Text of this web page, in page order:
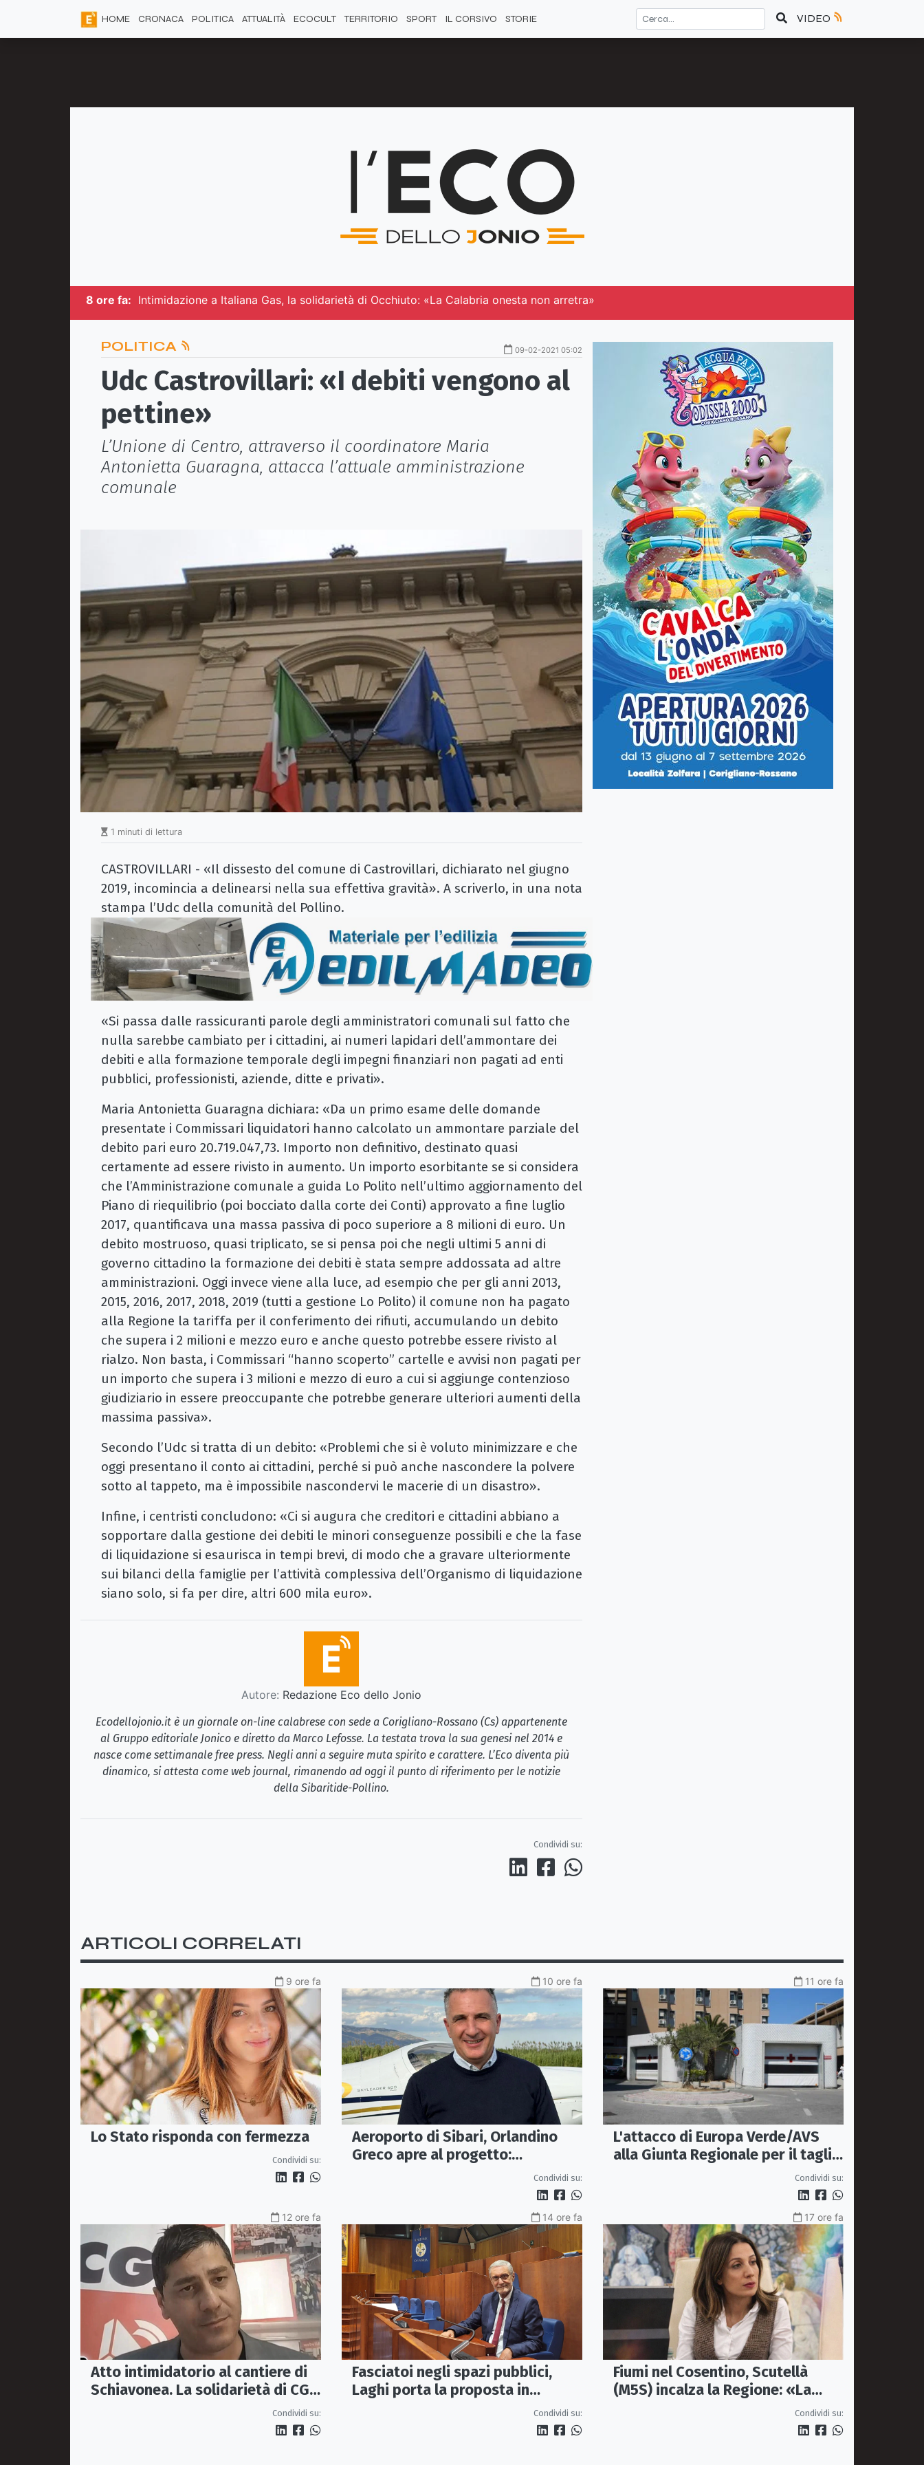
HOME CRONACA POLITICA ATTUALITÀ ECOCULT TERRITORIO SPORT IL CORSIVO STORIE VIDEO
8 ore fa: Intimidazione a Italiana Gas, la solidarietà di Occhiuto: «La Calabria onesta non arretra»
POLITICA 09-02-2021 05:02
Udc Castrovillari: «I debiti vengono al
pettine»
L’Unione di Centro, attraverso il coordinatore Maria
Antonietta Guaragna, attacca l’attuale amministrazione
comunale
1 minuti di lettura
CASTROVILLARI - «Il dissesto del comune di Castrovillari, dichiarato nel giugno
2019, incomincia a delinearsi nella sua effettiva gravità». A scriverlo, in una nota
stampa l’Udc della comunità del Pollino.
«Si passa dalle rassicuranti parole degli amministratori comunali sul fatto che
nulla sarebbe cambiato per i cittadini, ai numeri lapidari dell’ammontare dei
debiti e alla formazione temporale degli impegni finanziari non pagati ad enti
pubblici, professionisti, aziende, ditte e privati».
Maria Antonietta Guaragna dichiara: «Da un primo esame delle domande
presentate i Commissari liquidatori hanno calcolato un ammontare parziale del
debito pari euro 20.719.047,73. Importo non definitivo, destinato quasi
certamente ad essere rivisto in aumento. Un importo esorbitante se si considera
che l’Amministrazione comunale a guida Lo Polito nell’ultimo aggiornamento del
Piano di riequilibrio (poi bocciato dalla corte dei Conti) approvato a fine luglio
2017, quantificava una massa passiva di poco superiore a 8 milioni di euro. Un
debito mostruoso, quasi triplicato, se si pensa poi che negli ultimi 5 anni di
governo cittadino la formazione dei debiti è stata sempre addossata ad altre
amministrazioni. Oggi invece viene alla luce, ad esempio che per gli anni 2013,
2015, 2016, 2017, 2018, 2019 (tutti a gestione Lo Polito) il comune non ha pagato
alla Regione la tariffa per il conferimento dei rifiuti, accumulando un debito
che supera i 2 milioni e mezzo euro e anche questo potrebbe essere rivisto al
rialzo. Non basta, i Commissari “hanno scoperto” cartelle e avvisi non pagati per
un importo che supera i 3 milioni e mezzo di euro a cui si aggiunge contenzioso
giudiziario in essere preoccupante che potrebbe generare ulteriori aumenti della
massima passiva».
Secondo l’Udc si tratta di un debito: «Problemi che si è voluto minimizzare e che
oggi presentano il conto ai cittadini, perché si può anche nascondere la polvere
sotto al tappeto, ma è impossibile nascondervi le macerie di un disastro».
Infine, i centristi concludono: «Ci si augura che creditori e cittadini abbiano a
sopportare dalla gestione dei debiti le minori conseguenze possibili e che la fase
di liquidazione si esaurisca in tempi brevi, di modo che a gravare ulteriormente
sui bilanci della famiglie per l’attività complessiva dell’Organismo di liquidazione
siano solo, si fa per dire, altri 600 mila euro».
Autore: Redazione Eco dello Jonio
Ecodellojonio.it è un giornale on-line calabrese con sede a Corigliano-Rossano (Cs) appartenente
al Gruppo editoriale Jonico e diretto da Marco Lefosse. La testata trova la sua genesi nel 2014 e
nasce come settimanale free press. Negli anni a seguire muta spirito e carattere. L’Eco diventa più
dinamico, si attesta come web journal, rimanendo ad oggi il punto di riferimento per le notizie
della Sibaritide-Pollino.
Condividi su:
ARTICOLI CORRELATI
9 ore fa
Lo Stato risponda con fermezza
Condividi su:
10 ore fa
Aeroporto di Sibari, Orlandino
Greco apre al progetto:
Condividi su:
11 ore fa
L'attacco di Europa Verde/AVS
alla Giunta Regionale per il taglio
del'emodinamica di RossanoCondividi su:
12 ore fa
Atto intimidatorio al cantiere di
Schiavonea. La solidarietà di CGIL
Condividi su:
14 ore fa
Fasciatoi negli spazi pubblici,
Laghi porta la proposta in
Regione: «Una Calabria a misura
Condividi su:
17 ore fa
Fiumi nel Cosentino, Scutellà
(M5S) incalza la Regione: «La
prevenzione si faccia prima delle
Condividi su: